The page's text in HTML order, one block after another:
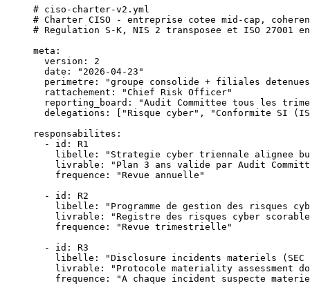
# ciso-charter-v2.yml
# Charter CISO - entreprise cotee mid-cap,
# Regulation S-K, NIS 2 transposee et ISO 27001
meta :
  version
: 2
  date
:
"2026-04-23"
  perimetre
:
"groupe consolide + filiales
  rattachement
:
"Chief Risk Officer"
  reporting_board
:
"Audit Committee tous les
  delegations
: [ "Risque cyber" ,
"Conformite SI
responsabilites :
  -
id : R1
    libelle
:
"Strategie cyber triennale alignee
    livrable
:
"Plan 3 ans valide par Audit
    frequence
:
"Revue annuelle"
  -
id : R2
    libelle
:
"Programme de gestion des risques
    livrable
:
"Registre des risques cyber
    frequence
:
"Revue trimestrielle"
  -
id : R3
    libelle
:
"Disclosure incidents materiels
    livrable
:
"Protocole materiality assessment
    frequence
:
"A chaque incident suspecte